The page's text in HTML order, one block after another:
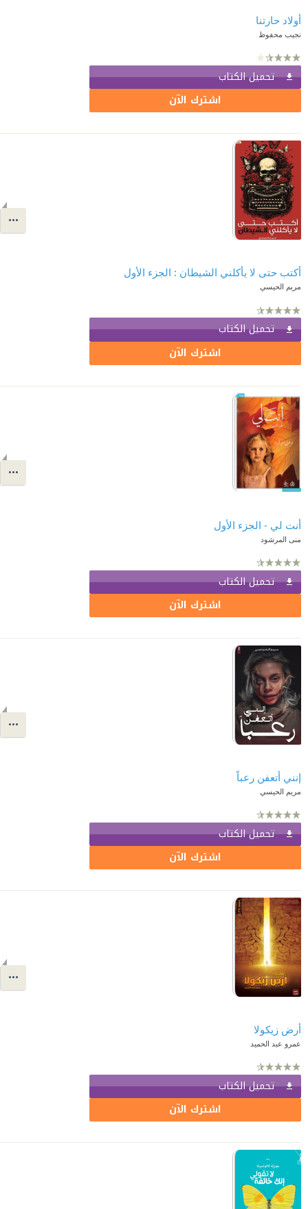
أولاد حارتنا
نجيب محفوظ
تحميل الكتاب
اشترك الآن
أكتب حتى لا يأكلني الشيطان : الجزء الأول
مريم الحيسي
تحميل الكتاب
اشترك الآن
أنت لي - الجزء الأول
منى المرشود
تحميل الكتاب
اشترك الآن
إنني أتعفن رعباً
مريم الحيسي
تحميل الكتاب
اشترك الآن
أرض زيكولا
عمرو عبد الحميد
تحميل الكتاب
اشترك الآن